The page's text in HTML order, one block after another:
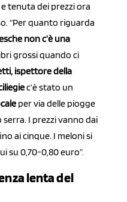
tenuta dei prezzi ora
“Per quanto riguarda
non c’è una
grossi quando ci
ispettore della
c’è stato un
per via delle piogge
I prezzi vanno dai
ai cinque. I meloni si
su 0,70-0,80 euro”.
lenta del